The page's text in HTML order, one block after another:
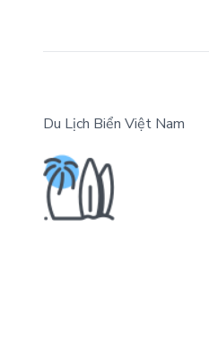
Du Lịch Biển Việt Nam